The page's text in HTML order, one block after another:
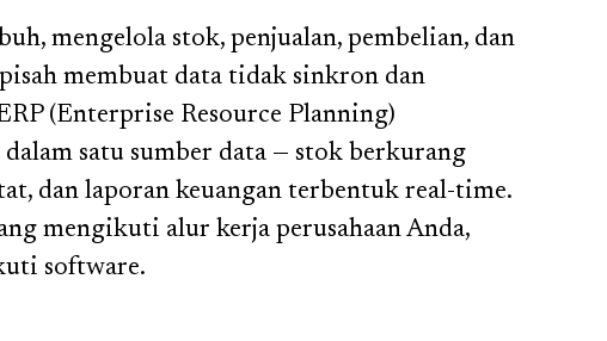
mengelola stok, penjualan, pembelian, dan
membuat data tidak sinkron dan
(Enterprise Resource Planning)
satu sumber data — stok berkurang
dan laporan keuangan terbentuk real-time.
mengikuti alur kerja perusahaan Anda,
software.